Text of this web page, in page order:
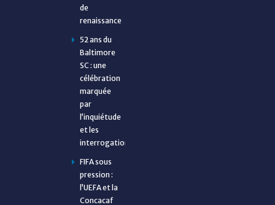
de
renaissance
52 ans du
Baltimore
SC : une
célébration
marquée
par
l’inquiétude
et les
interrogations
FIFA sous
pression :
l’UEFA et la
Concacaf